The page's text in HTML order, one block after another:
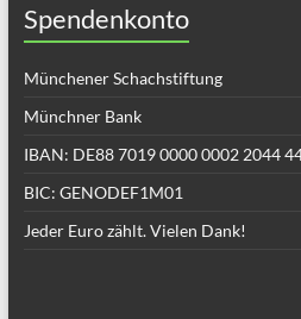
Spendenkonto
Münchener Schachstiftung
Münchner Bank
IBAN: DE88 7019 0000 0002 2044
BIC: GENODEF1M01
Jeder Euro zählt. Vielen Dank!